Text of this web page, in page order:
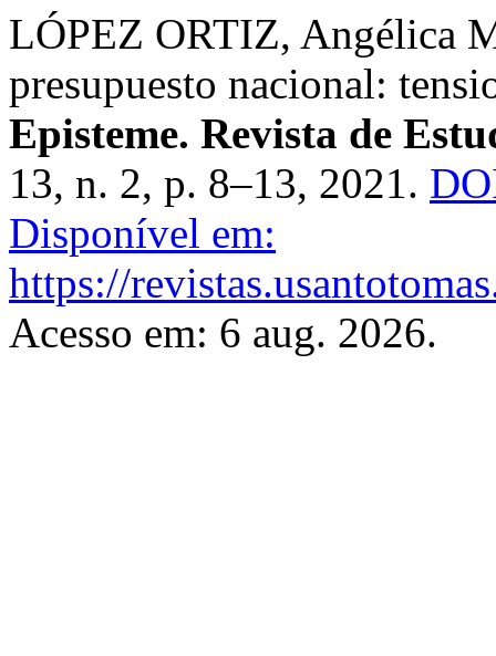
LÓPEZ ORTIZ, Angélica
presupuesto nacional:
Episteme. Revista de
13, n. 2, p. 8–13, 2021.
Disponível em:
https://
Acesso em: 6 aug. 2026.